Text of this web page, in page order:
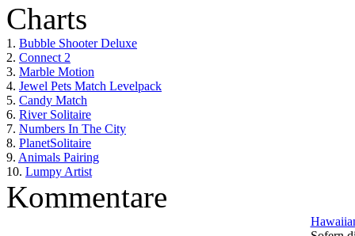
Charts
1. Bubble Shooter Deluxe
2. Connect 2
3. Marble Motion
4. Jewel Pets Match Levelpack
5. Candy Match
6. River Solitaire
7. Numbers In The City
8. PlanetSolitaire
9. Animals Pairing
10. Lumpy Artist
Kommentare